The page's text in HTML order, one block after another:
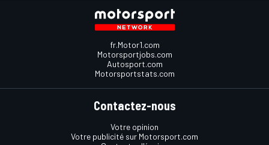
fr.Motor1.com
Motorsportjobs.com
Autosport.com
Motorsportstats.com
Contactez-nous
Votre opinion
Votre publicité sur Motorsport.com